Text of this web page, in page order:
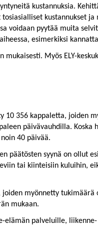
kustannuksia.
kustannukset
voidaan pyytää muita
esimerkiksi
Myös ELY-
10 356 kappaletta, joiden
päivävauhdilla.
40 päivää.
päätösten syynä on ollut
tai kiinteisiin kuluihin,
myönnetty tukimäärä
mukaan.
elämän palveluille,